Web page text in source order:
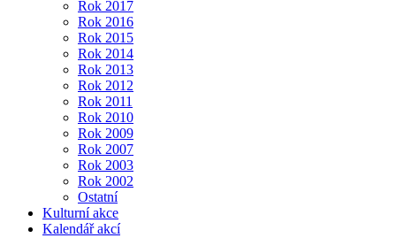
Rok 2017
Rok 2016
Rok 2015
Rok 2014
Rok 2013
Rok 2012
Rok 2011
Rok 2010
Rok 2009
Rok 2007
Rok 2003
Rok 2002
Ostatní
Kulturní akce
Kalendář akcí